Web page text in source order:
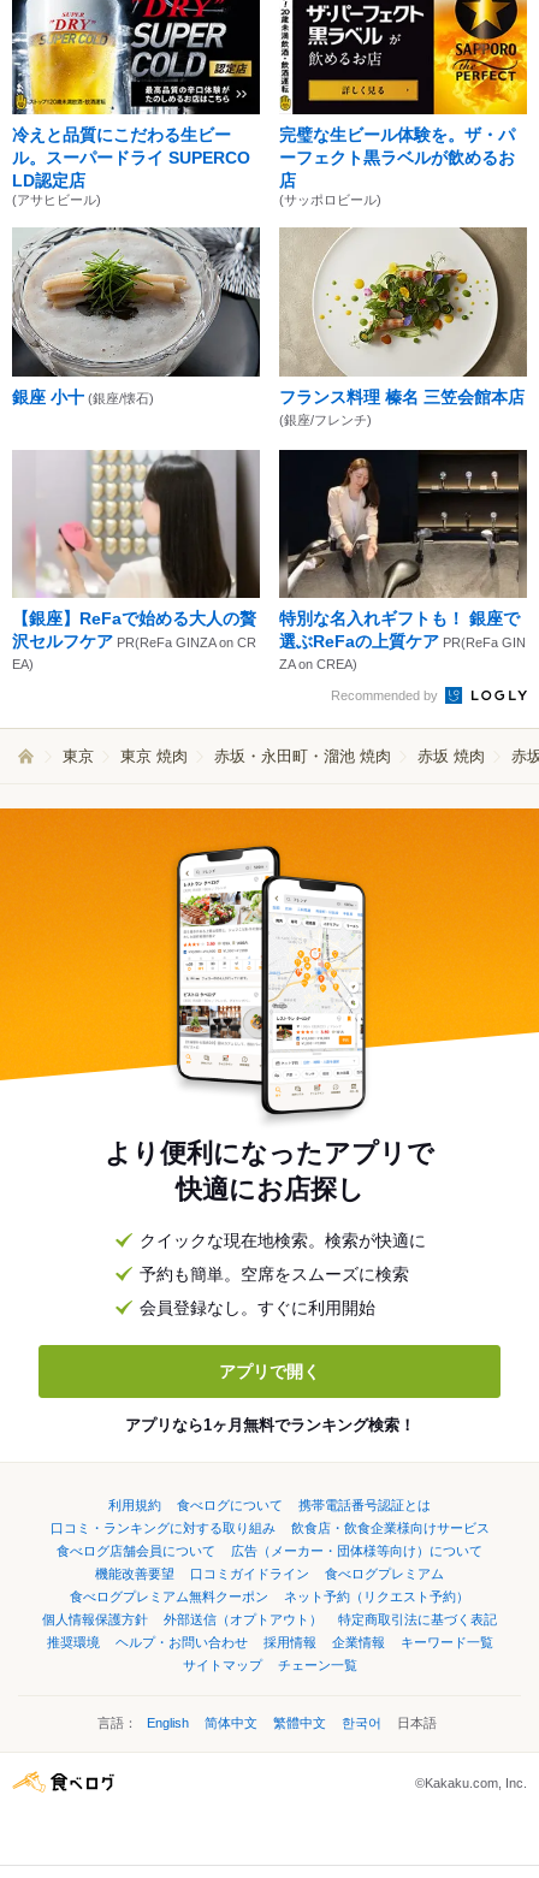
冷えと品質にこだわる生ビー
ル。スーパードライ SUPERCO
LD認定店
(アサヒビール)
完璧な生ビール体験を。ザ・パ
ーフェクト黒ラベルが飲めるお
店
(サッポロビール)
銀座 小十 (銀座/懐石) フランス料理 榛名 三笠会館本店
(銀座/フレンチ)
【銀座】ReFaで始める大人の贅
沢セルフケア PR(ReFa GINZA on CR
EA)
特別な名入れギフトも！ 銀座で
選ぶReFaの上質ケア PR(ReFa GIN
ZA on CREA)
Recommended by
東京 東京 焼肉 赤坂・永田町・溜池 焼肉 赤坂 焼肉 赤
より便利になったアプリで
快適にお店探し
クイックな現在地検索。検索が快適に
予約も簡単。空席をスムーズに検索
会員登録なし。すぐに利用開始
アプリで開く
アプリなら1ヶ月無料でランキング検索！
利用規約 食べログについて
携帯電話番号認証とは
口コミ・ランキングに対する取り組み
飲食店・飲食企業様向けサービス
食べログ店舗会員について
広告（メーカー・団体様等向け）について
機能改善要望
口コミガイドライン
食べログプレミアム
食べログプレミアム無料クーポン
ネット予約（リクエスト予約）
個人情報保護方針
外部送信（オプトアウト）
特定商取引法に基づく表記
推奨環境
ヘルプ・お問い合わせ 採用情報 企業情報
キーワード一覧
サイトマップ
チェーン一覧
言語： English 简体中文 繁體中文 한국어 日本語
©Kakaku.com, Inc.